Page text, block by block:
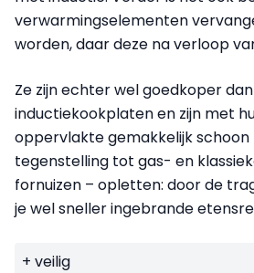
verwarmingselementen
worden, daar deze na verloop
Ze zijn echter wel goedkoper dan
inductiekookplaten en zijn met
oppervlakte gemakkelijk schoon
tegenstelling tot gas- en
fornuizen – opletten: door de
je wel sneller ingebrande
+ veilig